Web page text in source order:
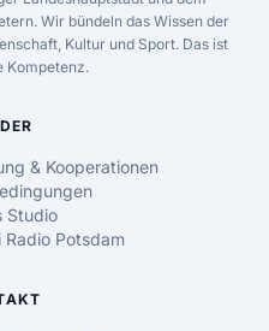
Wir bündeln das Wissen der
Kultur und Sport. Das ist
Kompetenz.
& Kooperationen
Studio
Radio Potsdam